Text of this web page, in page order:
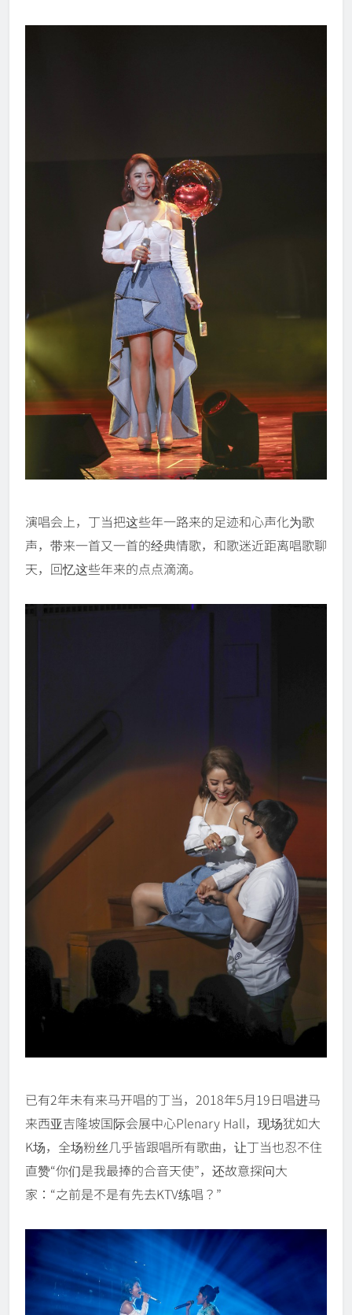
演唱会上，丁当把这些年一路来的足迹和心声化为歌
声，带来一首又一首的经典情歌，和歌迷近距离唱歌聊
天，回忆这些年来的点点滴滴。
已有2年未有来马开唱的丁当，2018年5月19日唱进马
来西亚吉隆坡国际会展中心Plenary Hall，现场犹如大
K场，全场粉丝几乎皆跟唱所有歌曲，让丁当也忍不住
直赞“你们是我最捧的合音天使”，还故意探问大
家：“之前是不是有先去KTV练唱？”